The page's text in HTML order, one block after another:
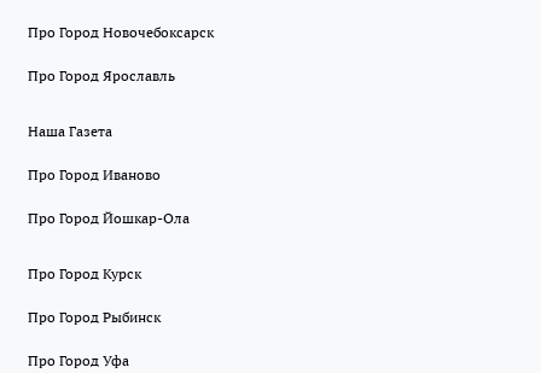
Про Город Новочебоксарск
Про Город Ярославль
Наша Газета
Про Город Иваново
Про Город Йошкар-Ола
Про Город Курск
Про Город Рыбинск
Про Город Уфа